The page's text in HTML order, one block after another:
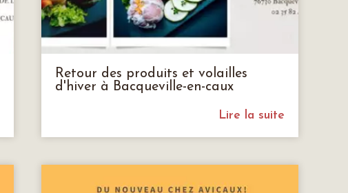
Retour des produits et volailles
d'hiver à Bacqueville-en-caux
Lire la suite